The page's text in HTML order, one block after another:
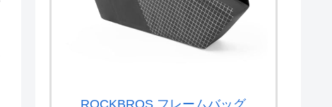
ROCKBROS フレームバッグ